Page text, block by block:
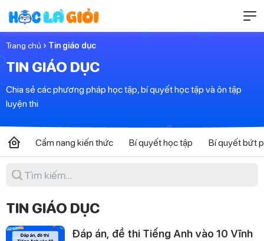
Trang chủ › Tin giáo dục
TIN GIÁO DỤC
Chia sẻ các phương pháp học tập, bí quyết học tập và ôn tập
luyện thi
Cẩm nang kiến thức Bí quyết học tập Bí quyết bứt
TIN GIÁO DỤC
Đáp án, đề thi Tiếng Anh vào 10 Vĩnh